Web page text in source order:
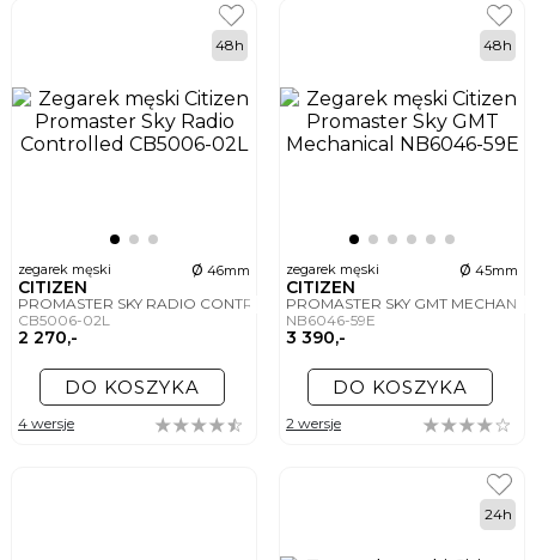
zegarek męski ø 46mm
CITIZEN
PROMASTER SKY RADIO CONTROLLED
CB5006-02L
2 270,-
48h
DO KOSZYKA
4 wersje
zegarek męski ø 45mm
CITIZEN
PROMASTER SKY GMT
NB6046-59E
3 390,-
48h
DO KOSZYKA
2 wersje
24h